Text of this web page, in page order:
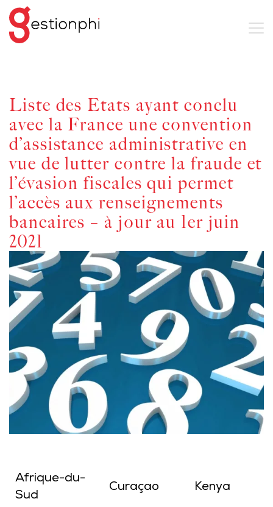
Liste des Etats ayant conclu
avec la France une convention
d’assistance administrative en
vue de lutter contre la fraude et
l’évasion fiscales qui permet
l’accès aux renseignements
bancaires – à jour au 1er juin
2021
Afrique-du-
Sud
Curaçao Kenya